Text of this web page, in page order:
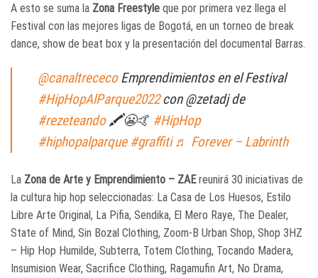
A esto se suma la Zona Freestyle que por primera vez llega el
Festival con las mejores ligas de Bogotá, en un torneo de break
dance, show de beat box y la presentación del documental Barras.
@canaltrececoEmprendimientos en el Festival
#HipHopAlParque2022con @zetadj de
#rezeteando🖍😬🤙 #HipHop
#hiphopalparque #graffiti ♬ Forever – Labrinth
La Zona de Arte y Emprendimiento – ZAEreunirá 30 iniciativas de
la cultura hip hop seleccionadas: La Casa de Los Huesos, Estilo
Libre Arte Original, La Pifia, Sendika, El Mero Raye, The Dealer,
State of Mind, Sin Bozal Clothing, Zoom-B Urban Shop, Shop 3HZ
– Hip Hop Humilde, Subterra, Totem Clothing, Tocando Madera,
Insumision Wear, Sacrifice Clothing, Ragamufin Art, No Drama,